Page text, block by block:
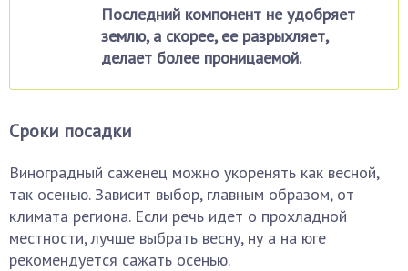
Последний компонент не удобряет
землю, а скорее, ее разрыхляет,
делает более проницаемой.
Сроки посадки
Виноградный саженец можно укоренять как весной,
так осенью. Зависит выбор, главным образом, от
климата региона. Если речь идет о прохладной
местности, лучше выбрать весну, ну а на юге
рекомендуется сажать осенью.